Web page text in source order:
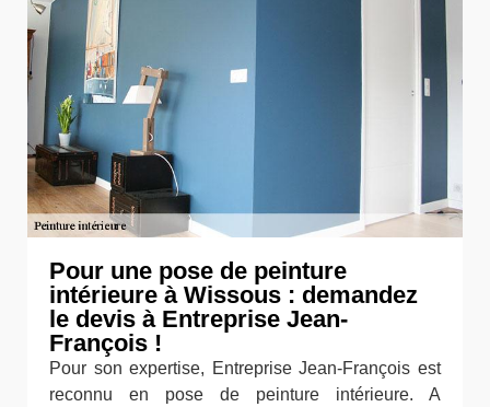
Pour une pose de peinture
intérieure à Wissous : demandez
le devis à Entreprise Jean-
François !
Pour son expertise, Entreprise Jean-François est
reconnu en pose de peinture intérieure. A